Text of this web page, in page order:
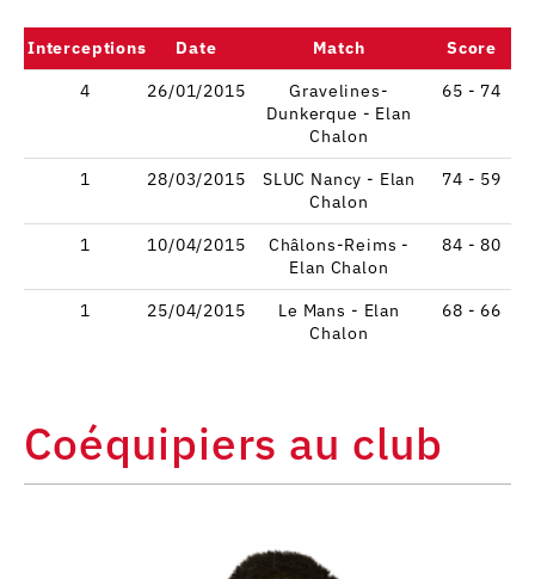
Interceptions Date Match
Score
4
26/01/2015
Gravelines-
Dunkerque - Elan
Chalon
65 - 74
1 28/03/2015
SLUC Nancy - Elan
Chalon
74 - 59
1 10/04/2015
Châlons-Reims -
Elan Chalon
84 - 80
1 25/04/2015
Le Mans - Elan
Chalon
68 - 66
Coéquipiers au club